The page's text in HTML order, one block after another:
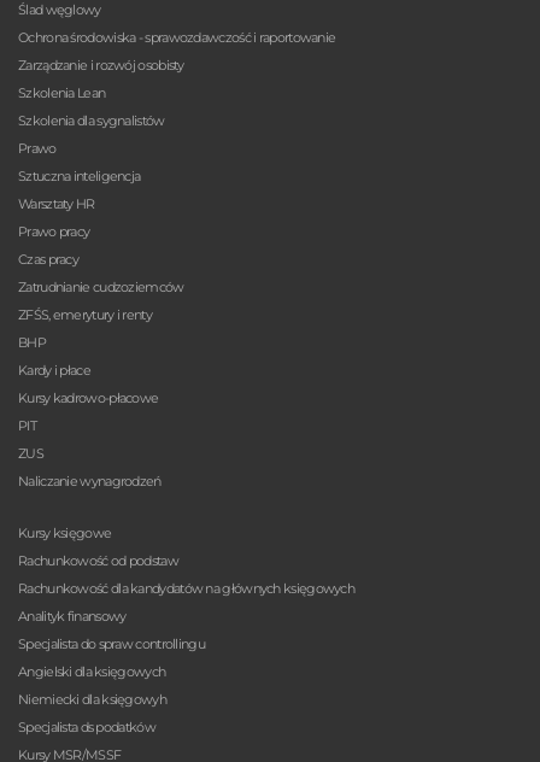
Ślad węglowy
Ochrona środowiska - sprawozdawczość i raportowanie
Zarządzanie i rozwój osobisty
Szkolenia Lean
Szkolenia dla sygnalistów
Prawo
Sztuczna inteligencja
Warsztaty HR
Prawo pracy
Czas pracy
Zatrudnianie cudzoziemców
ZFŚS, emerytury i renty
BHP
Kardy i płace
Kursy kadrowo-płacowe
PIT
ZUS
Naliczanie wynagrodzeń
Kursy księgowe
Rachunkowość od podstaw
Rachunkowość dla kandydatów na głównych księgowych
Analityk finansowy
Specjalista do spraw controllingu
Angielski dla księgowych
Niemiecki dla księgowyh
Specjalista ds podatków
Kursy MSR/MSSF